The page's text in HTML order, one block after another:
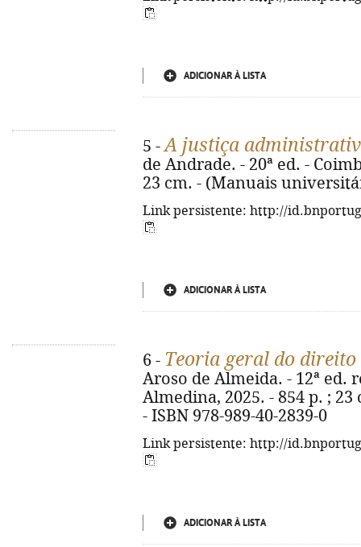
ADICIONAR À LISTA
5 -A justiça
de Andrade. - 20ª ed. -
23 cm. - (Manuais
Link persistente: http://
ADICIONAR À LISTA
6 - Teoria geral do
Aroso de Almeida. - 12ª ed.
Almedina, 2025. - 854 p. ;
- ISBN 978-989-40-2839-0
Link persistente: http://
ADICIONAR À LISTA